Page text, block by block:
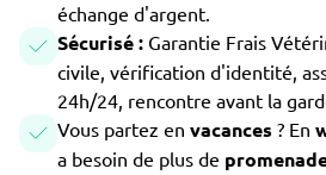
échange d'argent.
Sécurisé : Garantie Frais
civile, vérification d'identité,
24h/24, rencontre avant la
Vous partez en vacances ? En
a besoin de plus de